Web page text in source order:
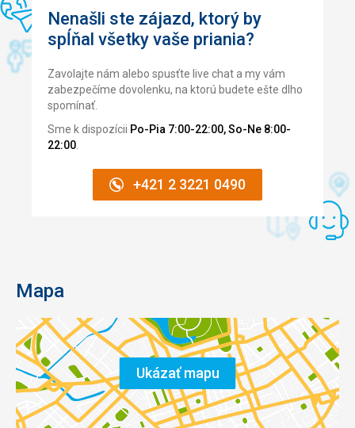
Nenašli ste zájazd, ktorý by
spĺňal všetky vaše priania?
Zavolajte nám alebo spusťte live chat a my vám
zabezpečíme dovolenku, na ktorú budete ešte dlho
spomínať.
Sme k dispozícii Po-Pia 7:00-22:00, So-Ne 8:00-
22:00.
+421 2 3221 0490
Mapa
Ukázať mapu